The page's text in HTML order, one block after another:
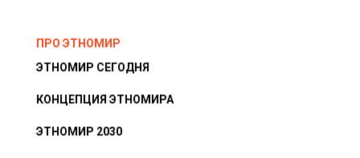
ПРО ЭТНОМИР
ЭТНОМИР СЕГОДНЯ
КОНЦЕПЦИЯ ЭТНОМИРА
ЭТНОМИР 2030